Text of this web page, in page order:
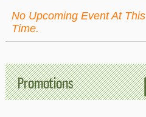
No Upcoming Event At This
Time.
Promotions